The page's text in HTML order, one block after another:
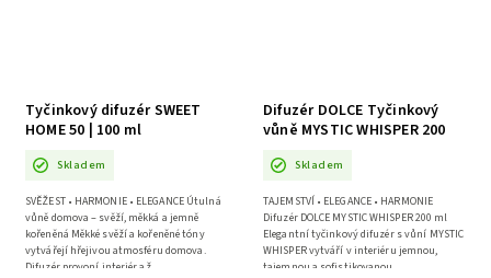
Tyčinkový difuzér SWEET
HOME 50 | 100 ml
Skladem
SVĚŽEST • HARMONIE • ELEGANCE Útulná
vůně domova – svěží, měkká a jemně
kořeněná Měkké svěží a kořeněné tóny
vytvářejí hřejivou atmosféru domova.
Difuzér provoní interiér až...
Difuzér DOLCE Tyčinkový
vůně MYSTIC WHISPER 200
Skladem
TAJEMSTVÍ • ELEGANCE • HARMONIE
Difuzér DOLCE MYSTIC WHISPER 200 ml
Elegantní tyčinkový difuzér s vůní MYSTIC
WHISPER vytváří v interiéru jemnou,
tajemnou a sofistikovanou...